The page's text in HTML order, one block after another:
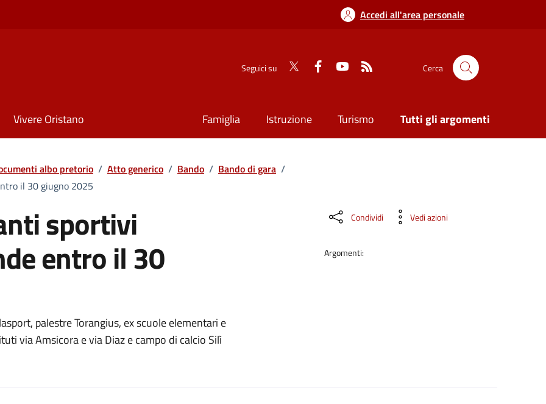
Accedi all'area personale
Seguici su Cerca
Vivere Oristano Famiglia Istruzione Turismo Tutti gli argomenti
albo pretorio / Atto generico / Bando / Bando di gara /
il 30 giugno 2025
sportivi
entro il 30
palestre Torangius, ex scuole elementari e
via Amsicora e via Diaz e campo di calcio Silì
Condividi Vedi azioni
Argomenti: